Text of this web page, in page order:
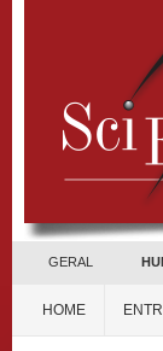
GERAL
HOME